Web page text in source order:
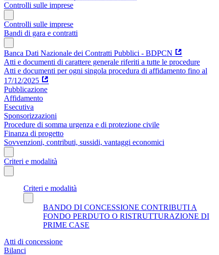
Controlli sulle imprese
Controlli sulle imprese
Bandi di gara e contratti
Banca Dati Nazionale dei Contratti Pubblici - BDPCN
Atti e documenti di carattere generale riferiti a tutte le procedure
Atti e documenti per ogni singola procedura di affidamento fino al
17/12/2025
Pubblicazione
Affidamento
Esecutiva
Sponsorizzazioni
Procedure di somma urgenza e di protezione civile
Finanza di progetto
Sovvenzioni, contributi, sussidi, vantaggi economici
Criteri e modalità
Criteri e modalità
BANDO DI CONCESSIONE CONTRIBUTI A
FONDO PERDUTO O RISTRUTTURAZIONE DI
PRIME CASE
Atti di concessione
Bilanci